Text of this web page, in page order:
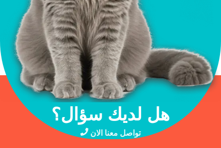
هل لديك سؤال؟
تواصل معنا الان